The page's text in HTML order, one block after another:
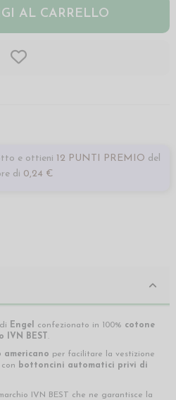
AL CARRELLO
e ottieni 12 PUNTI PREMIO del
di 0,24 €
di Engel confezionato in 100% cotone
IVN BEST .
americano per facilitare la vestizione
bottoncini automatici privi di
IVN BEST che ne garantisce la